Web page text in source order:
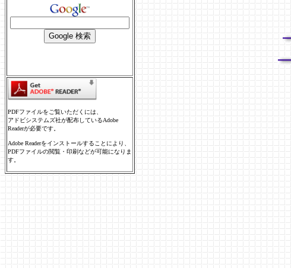
PDFファイルをご覧いただくには、
アドビシステムズ社が配布しているAdobe
Readerが必要です。
Adobe Readerをインストールすることにより、
PDFファイルの閲覧・印刷などが可能になりま
す。